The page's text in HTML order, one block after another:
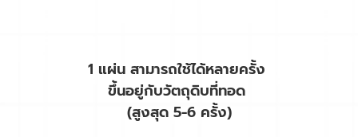
1 แผ่น สามารถใช้ได้หลายครั้ง
ขึ้นอยู่กับวัตถุดิบที่ทอด
(สูงสุด 5-6 ครั้ง)